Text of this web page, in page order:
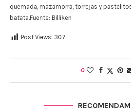
quemada, mazamorra, torrejas y
batata.Fuente: Billiken
Post Views: 307
0